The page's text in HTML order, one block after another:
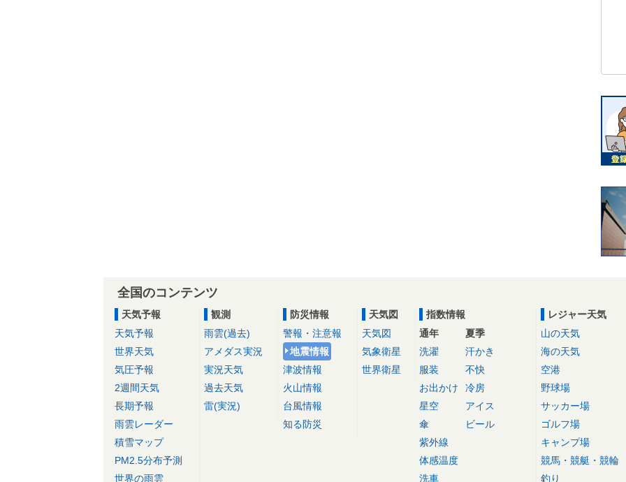
全国のコンテンツ
天気予報
天気予報
世界天気
気圧予報
2週間天気
長期予報
雨雲レーダー
積雪マップ
PM2.5分布予測
世界の雨雲
観測
雨雲(過去)
アメダス実況
実況天気
過去天気
雷(実況)
防災情報
警報・注意報
地震情報
津波情報
火山情報
台風情報
知る防災
天気図
天気図
気象衛星
世界衛星
指数情報
通年
洗濯
服装
お出かけ
星空
傘
紫外線
体感温度
洗車
夏季
汗かき
不快
冷房
アイス
ビール
レジャー天気
山の天気
海の天気
空港
野球場
サッカー場
ゴルフ場
キャンプ場
競馬・競艇・競輪
釣り